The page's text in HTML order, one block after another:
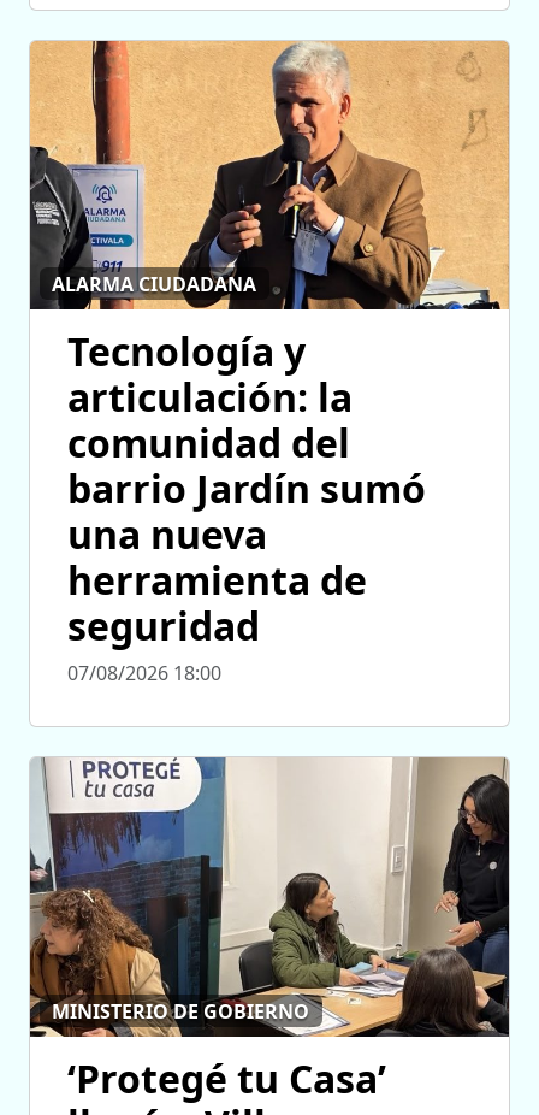
ALARMA CIUDADANA
Tecnología y
articulación: la
comunidad del
barrio Jardín sumó
una nueva
herramienta de
seguridad
07/08/2026 18:00
MINISTERIO DE GOBIERNO
‘Protegé tu Casa’